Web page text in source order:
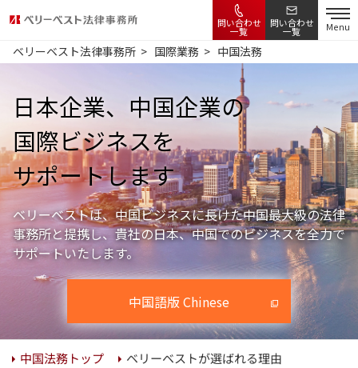
問い合わせ
一覧
問い合わせ
一覧 Menu
ベリーベスト法律事務所 国際業務 中国法務
日本企業、中国企業の
国際ビジネスを
サポートします
ベリーベストは、中国ビジネスに長けた中国最大級の法律
事務所と提携し、貴社の日本、中国でのビジネスを全力で
サポートいたします。
中国語版 Chinese
中国法務トップ ベリーベストが選ばれる理由